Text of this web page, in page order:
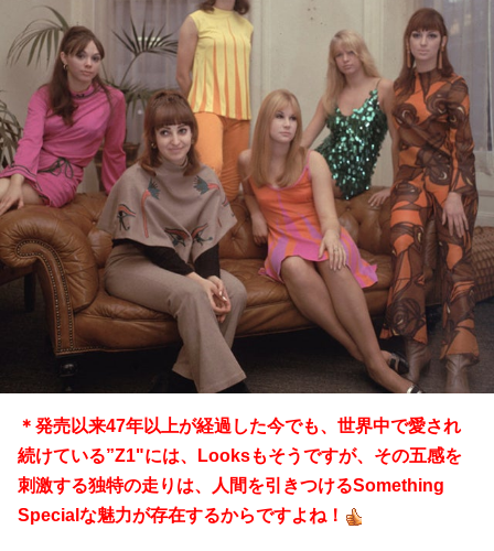
＊発売以来47年以上が経過した今でも、世界中で愛され
続けている”Z1"には、Looksもそうですが、その五感を
刺激する独特の走りは、人間を引きつけるSomething
Specialな魅力が存在するからですよね！